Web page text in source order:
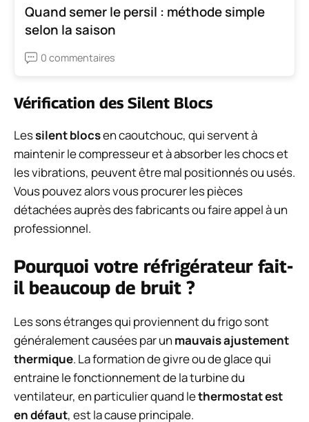
Quand semer le persil : méthode simple
selon la saison
0 commentaires
Vérification des Silent Blocs
Lessilent blocsen caoutchouc, qui servent à
maintenir le compresseur et à absorber les chocs et
les vibrations, peuvent être mal positionnés ou usés.
Vous pouvez alors vous procurer les pièces
détachées auprès des fabricants ou faire appel à un
professionnel.
Pourquoi votre réfrigérateur fait-
il beaucoup de bruit ?
Les sons étranges qui proviennent du frigo sont
généralement causées par un mauvais ajustement
thermique. La formation de givre ou de glace qui
entraine le fonctionnement de la turbine du
ventilateur, en particulier quand lethermostat est
en défaut, est la cause principale.